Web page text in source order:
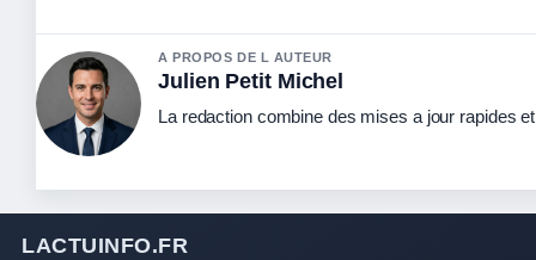
A PROPOS DE L AUTEUR
Julien Petit Michel
La redaction combine des mises a jour rapides
LACTUINFO.FR